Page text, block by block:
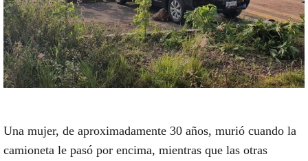
Una mujer, de aproximadamente 30 años, murió cuando la
camioneta le pasó por encima, mientras que las otras